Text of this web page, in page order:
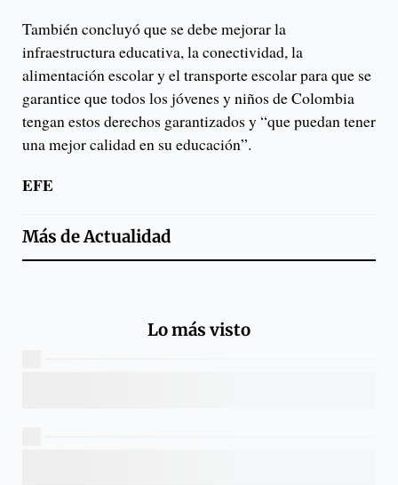
También concluyó que se debe mejorar la
infraestructura educativa, la conectividad, la
alimentación escolar y el transporte escolar para que se
garantice que todos los jóvenes y niños de Colombia
tengan estos derechos garantizados y “que puedan tener
una mejor calidad en su educación”.
EFE
Más deActualidad
Lo más visto